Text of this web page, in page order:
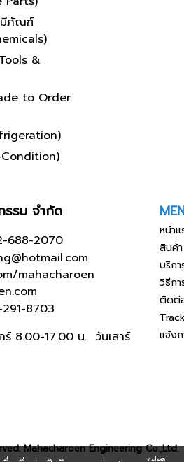
มีภัณฑ์
&
to Order
Condition)
รรม จำกัด
688-2070
mahacharoen
8703
8.00-17.00 น. วันเสาร์
หน้าแ
สินค้า
บริกา
วิธีกา
ติดต่
แจ้งก
Mahacharoen Engineering Co.,Ltd.